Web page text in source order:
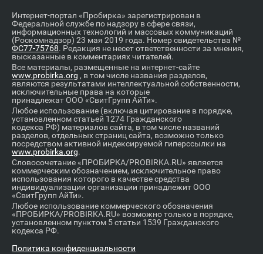
Интернет-портал «Пробирка» зарегистрирован в
Федеральной службе по надзору в сфере связи,
информационных технологий и массовых коммуникаций
(Роскомнадзор) 23 мая 2019 года. Номер свидетельства №
ФС77-75768. Редакция не несет ответственности за мнения,
высказанные в комментариях читателей.
Все материалы, размещенные на интернет-сайте
www.probirka.org , в том числе названия разделов,
являются результатами интеллектуальной собственности,
исключительные права на которые
принадлежат ООО «СвитГрупп АйТи».
Любое использование (включая цитирование в порядке,
установленном статьей 1274 Гражданского
кодекса РФ) материалов сайта, в том числе названий
разделов, отдельных страниц сайта, возможно только
посредством активной индексируемой гиперссылки на
www.probirka.org.
Словосочетание «ПРОБИРКА/PROBIRKA.RU» является
коммерческим обозначением, исключительное право
использования которого в качестве средства
индивидуализации организации принадлежит ООО
«СвитГрупп АйТи».
Любое использование коммерческого обозначения
«ПРОБИРКА/PROBIRKA.RU» возможно только в порядке,
установленном пунктом 5 статьи 1539 Гражданского
кодекса РФ.
Политика конфиденциальности